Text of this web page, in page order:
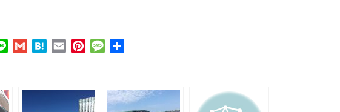
e
i
H
e
i
P
t
e
s
a